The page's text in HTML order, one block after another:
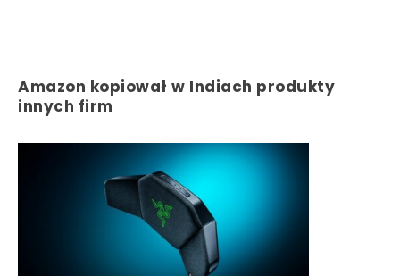
Amazon kopiował w Indiach produkty
innych firm